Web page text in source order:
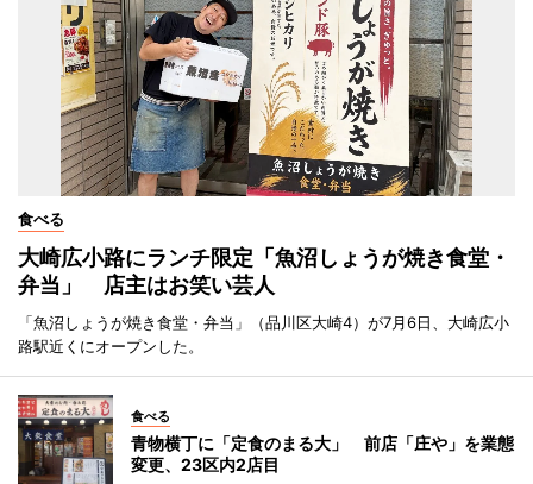
食べる
大崎広小路にランチ限定「魚沼しょうが焼き食堂・
弁当」 店主はお笑い芸人
「魚沼しょうが焼き食堂・弁当」（品川区大崎4）が7月6日、大崎広小
路駅近くにオープンした。
食べる
青物横丁に「定食のまる大」 前店「庄や」を業態
変更、23区内2店目